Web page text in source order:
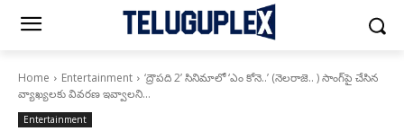
Home Entertainment
‘ద్రౌపది 2’ సినిమాలో ‘ఎం కోనె..’ (నెలరాజె.. ) సాంగ్‌పై చేసిన
వ్యాఖ్యలకు వివరణ ఇవ్వాల‌ని...
Entertainment